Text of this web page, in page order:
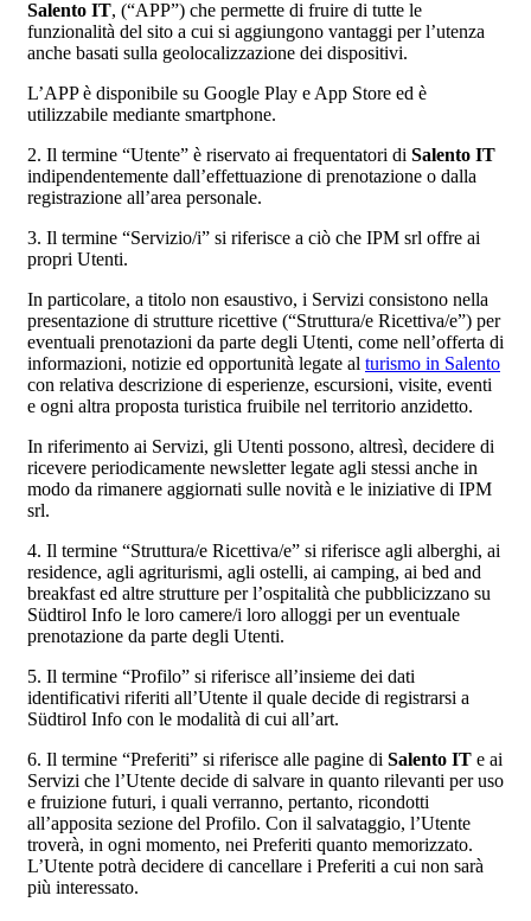
Salento IT, (“APP”) che permette di fruire di tutte le
funzionalità del sito a cui si aggiungono vantaggi per l’utenza
anche basati sulla geolocalizzazione dei dispositivi.
L’APP è disponibile su Google Play e App Store ed è
utilizzabile mediante smartphone.
2. Il termine “Utente” è riservato ai frequentatori di Salento IT
indipendentemente dall’effettuazione di prenotazione o dalla
registrazione all’area personale.
3. Il termine “Servizio/i” si riferisce a ciò che IPM srl offre ai
propri Utenti.
In particolare, a titolo non esaustivo, i Servizi consistono nella
presentazione di strutture ricettive (“Struttura/e Ricettiva/e”) per
eventuali prenotazioni da parte degli Utenti, come nell’offerta di
informazioni, notizie ed opportunità legate al turismo in Salento
con relativa descrizione di esperienze, escursioni, visite, eventi
e ogni altra proposta turistica fruibile nel territorio anzidetto.
In riferimento ai Servizi, gli Utenti possono, altresì, decidere di
ricevere periodicamente newsletter legate agli stessi anche in
modo da rimanere aggiornati sulle novità e le iniziative di IPM
srl.
4. Il termine “Struttura/e Ricettiva/e” si riferisce agli alberghi, ai
residence, agli agriturismi, agli ostelli, ai camping, ai bed and
breakfast ed altre strutture per l’ospitalità che pubblicizzano su
Südtirol Info le loro camere/i loro alloggi per un eventuale
prenotazione da parte degli Utenti.
5. Il termine “Profilo” si riferisce all’insieme dei dati
identificativi riferiti all’Utente il quale decide di registrarsi a
Südtirol Info con le modalità di cui all’art.
6. Il termine “Preferiti” si riferisce alle pagine di Salento IT e ai
Servizi che l’Utente decide di salvare in quanto rilevanti per uso
e fruizione futuri, i quali verranno, pertanto, ricondotti
all’apposita sezione del Profilo. Con il salvataggio, l’Utente
troverà, in ogni momento, nei Preferiti quanto memorizzato.
L’Utente potrà decidere di cancellare i Preferiti a cui non sarà
più interessato.